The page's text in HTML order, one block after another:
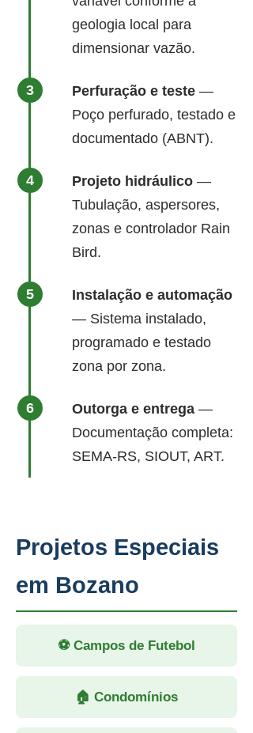
geologia local para
dimensionar vazão.
Perfuração e teste —
Poço perfurado, testado e
documentado (ABNT).
Projeto hidráulico —
Tubulação, aspersores,
zonas e controlador Rain
Bird.
Instalação e automação
— Sistema instalado,
programado e testado
zona por zona.
Outorga e entrega —
Documentação completa:
SEMA-RS, SIOUT, ART.
Projetos Especiais
em Bozano
⚽ Campos de Futebol
🏠 Condomínios